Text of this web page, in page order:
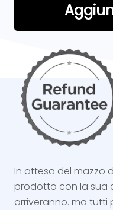
In attesa del mazzo
prodotto con la sua
arriveranno. ma tutti